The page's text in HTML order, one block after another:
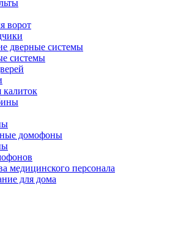
ворот
дверные системы
системы
калиток
домофоны
медицинского персонала
для дома